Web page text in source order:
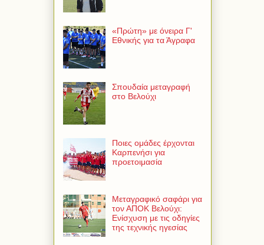
«Πρώτη» με όνειρα Γ'
Εθνικής για τα Άγραφα
Σπουδαία μεταγραφή
στο Βελούχι
Ποιες ομάδες έρχονται
Καρπενήσι για
προετοιμασία
Μεταγραφικό σαφάρι για
τον ΑΠΟΚ Βελούχι:
Ενίσχυση με τις οδηγίες
της τεχνικής ηγεσίας